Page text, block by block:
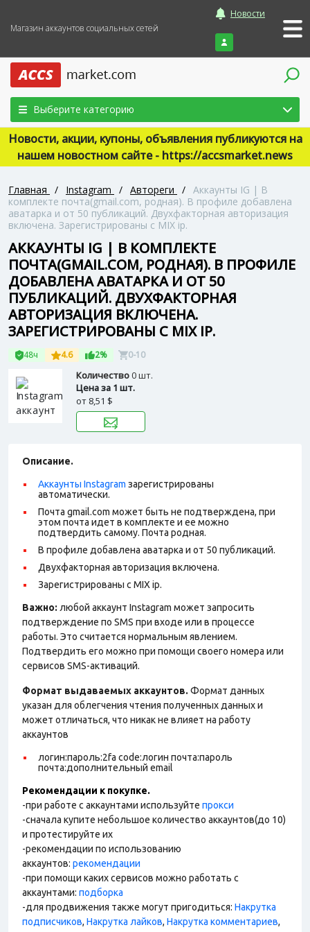
Магазин аккаунтов социальных сетей
Новости
Войти
Выберите категорию
Новости, акции, купоны, объявления публикуются на
нашем новостном сайте - https://accsmarket.news
Главная / Instagram / Автореги / Аккаунты IG | В
комплекте почта(gmail.com, родная). В профиле добавлена
аватарка и от 50 публикаций. Двухфакторная авторизация
включена. Зарегистрированы с MIX ip.
АККАУНТЫ IG | В КОМПЛЕКТЕ
ПОЧТА(GMAIL.COM, РОДНАЯ). В ПРОФИЛЕ
ДОБАВЛЕНА АВАТАРКА И ОТ 50
ПУБЛИКАЦИЙ. ДВУХФАКТОРНАЯ
АВТОРИЗАЦИЯ ВКЛЮЧЕНА.
ЗАРЕГИСТРИРОВАНЫ С MIX IP.
48ч 4.6 2% 0-10
Количество0 шт.
Цена за 1 шт.
от 8,51 $
Описание.
Аккаунты Instagram зарегистрированы
автоматически.
Почта gmail.com может быть не подтверждена, при
этом почта идет в комплекте и ее можно
подтвердить самому. Почта родная.
В профиле добавлена аватарка и от 50 публикаций.
Двухфакторная авторизация включена.
Зарегистрированы с MIX ip.
Важно: любой аккаунт Instagram может запросить
подтверждение по SMS при входе или в процессе
работы. Это считается нормальным явлением.
Подтвердить его можно при помощи своего номера или
сервисов SMS-активаций.
Формат выдаваемых аккаунтов. Формат данных
указан для облегчения чтения полученных данных и
может отличаться, что никак не влияет на работу
аккаунтов
логин:пароль:2fa code:логин почта:пароль
почта:дополнительный email
Рекомендации к покупке.
-при работе с аккаунтами используйте прокси
-сначала купите небольшое количество аккаунтов(до 10)
и протестируйте их
-рекомендации по использованию
аккаунтов: рекомендации
-при помощи каких сервисов можно работать с
аккаунтами: подборка
-для продвижения также могут пригодиться: Накрутка
подписчиков, Накрутка лайков, Накрутка комментариев,